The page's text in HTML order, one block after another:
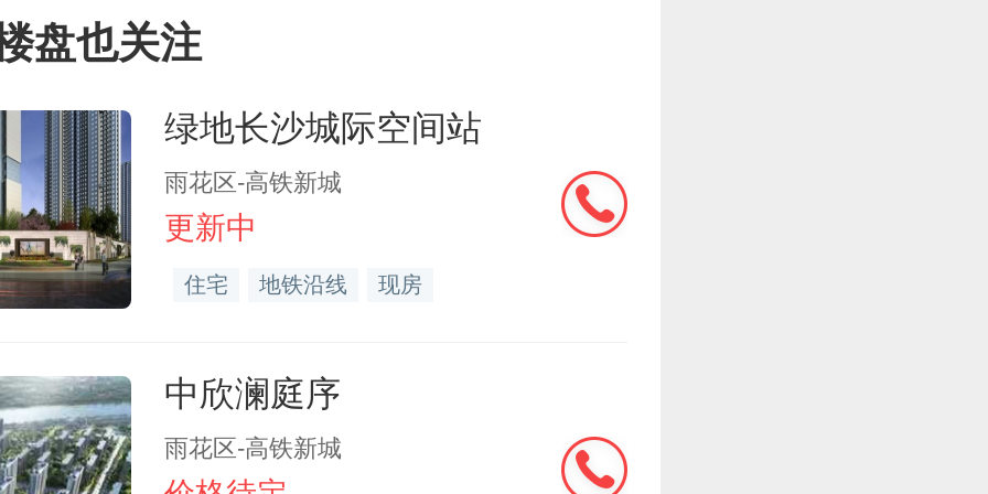
盘也关注
绿地长沙城际空间站
雨花区-高铁新城
更新中
住宅 地铁沿线 现房
中欣澜庭序
雨花区-高铁新城